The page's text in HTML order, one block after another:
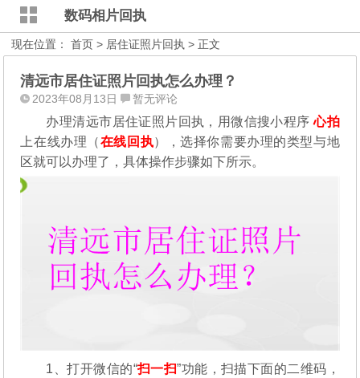
数码相片回执
现在位置：首页 > 居住证照片回执 > 正文
清远市居住证照片回执怎么办理？
2023年08月13日 暂无评论
办理清远市居住证照片回执，用微信搜小程序心拍
上在线办理（在线回执），选择你需要办理的类型与地
区就可以办理了，具体操作步骤如下所示。
1、打开微信的“扫一扫”功能，扫描下面的二维码，